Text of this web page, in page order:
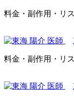
料金・副作用・リ
料金・副作用・リ